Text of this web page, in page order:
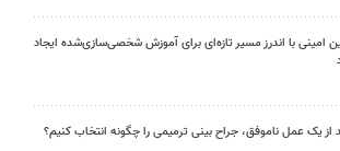
امینی با اندرز مسیر تازه‌ای برای آموزش شخصی‌سازی‌شده ایجاد
از یک عمل ناموفق، جراح بینی ترمیمی را چگونه انتخاب کنیم؟